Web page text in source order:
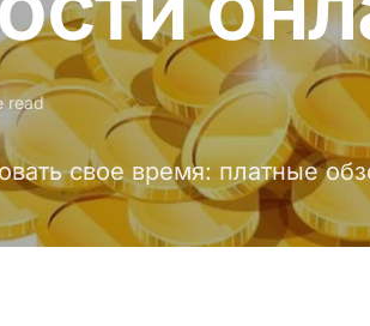
read
свое время: платные